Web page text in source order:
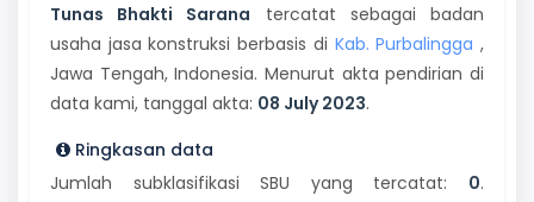
Tunas Bhakti Sarana tercatat sebagai badan
usaha jasa konstruksi berbasis di Kab. Purbalingga ,
Jawa Tengah, Indonesia. Menurut akta pendirian di
data kami, tanggal akta: 08 July 2023.
Ringkasan data
Jumlah subklasifikasi SBU yang tercatat: 0.